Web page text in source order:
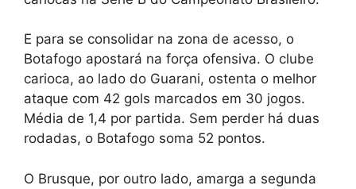
E para se consolidar na zona de acesso, o
Botafogo apostará na força ofensiva. O clube
carioca, ao lado do Guarani, ostenta o melhor
ataque com 42 gols marcados em 30 jogos.
Média de 1,4 por partida. Sem perder há duas
rodadas, o Botafogo soma 52 pontos.
O Brusque, por outro lado, amarga a segunda